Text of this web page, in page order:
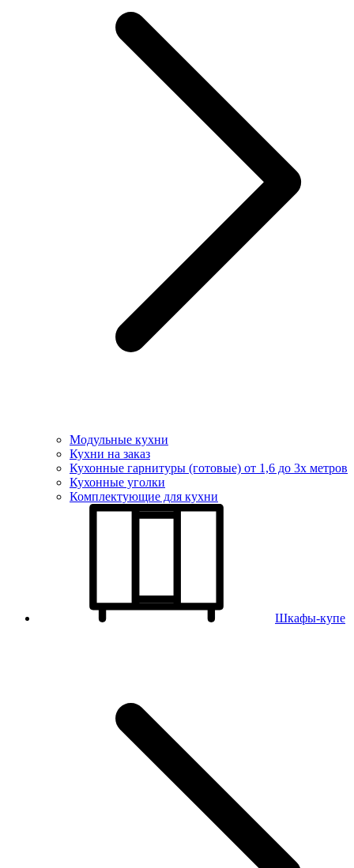
Модульные кухни
Кухни на заказ
Кухонные гарнитуры (готовые) от 1,6 до 3х метров
Кухонные уголки
Комплектующие для кухни
Шкафы-купе